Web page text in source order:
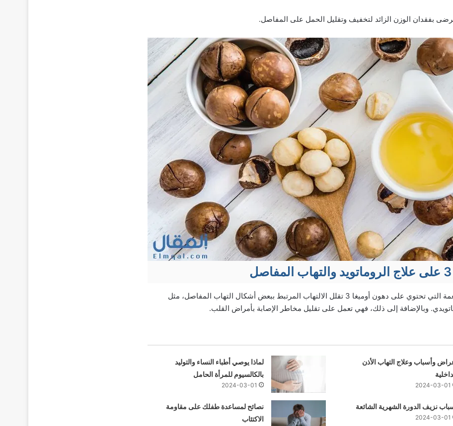
بفقدان الوزن الزائد لتخفيف وتقليل الحمل على المفاصل.
أكدت الأبحاث أن الأطعمة التي تحتوي على دهون أوميغا 3 تقلل الالتهاب المرتبط ببعض أشكال التهاب المفاصل، مثل
وبالإضافة إلى ذلك، فهي تعمل على تقليل مخاطر الإصابة بأمراض القلب.
وأسباب وعلاج التهاب الأذن
2024-03-01
لماذا يوصي أطباء النساء والتوليد
بالكالسيوم للمرأة الحامل
2024-03-01
نزيف الدورة الشهرية الشائعة
2024-03-01
نصائح لمساعدة طفلك على مقاومة
الاكتئاب